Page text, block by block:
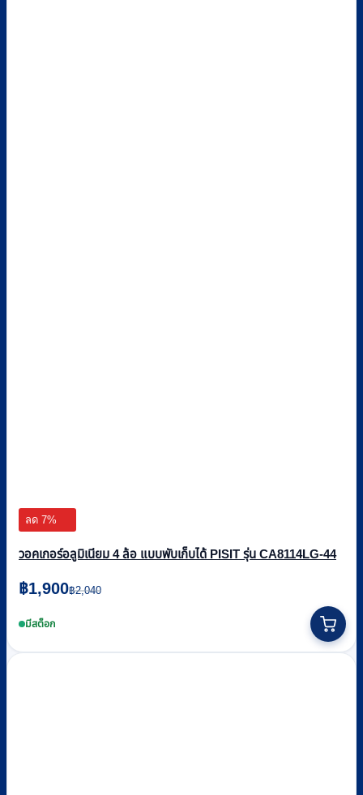
ลด 7%
วอคเกอร์อลูมิเนียม 4 ล้อ แบบพับเก็บได้ PISIT รุ่น CA8114LG-44
฿2,040
Original
price
was:
฿1,900
Current
price
is:มีสต็อก